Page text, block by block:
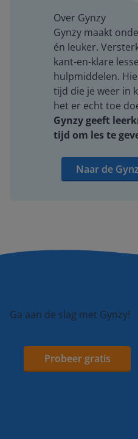
Over Gynzy
Gynzy maakt
én leuker.
kant-en-klare
hulpmiddelen.
tijd die je weer in
het er echt toe
Gynzy geeft
tijd om les te
Naar de
Ga aan de slag met Gynzy!
Probeer gratis